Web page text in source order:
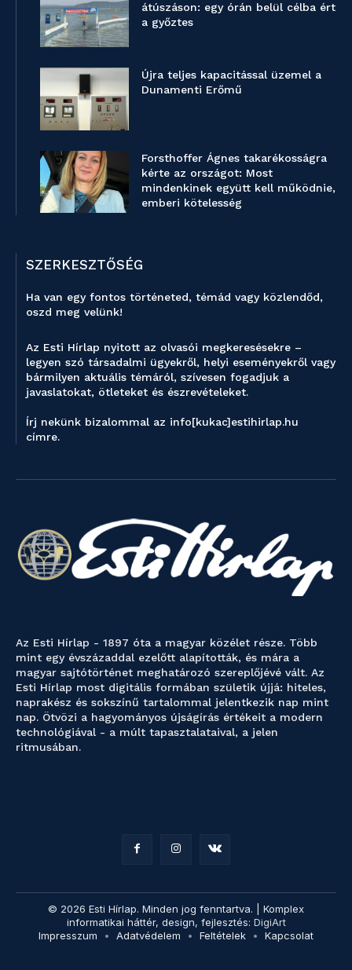
átúszáson: egy órán belül célba ért
a győztes
Újra teljes kapacitással üzemel a
Dunamenti Erőmű
Forsthoffer Ágnes takarékosságra
kérte az országot: Most
mindenkinek együtt kell működnie,
emberi kötelesség
SZERKESZTŐSÉG
Ha van egy fontos történeted, témád vagy közlendőd,
oszd meg velünk!
Az Esti Hírlap nyitott az olvasói megkeresésekre –
legyen szó társadalmi ügyekről, helyi eseményekről vagy
bármilyen aktuális témáról, szívesen fogadjuk a
javaslatokat, ötleteket és észrevételeket.
Írj nekünk bizalommal az info[kukac]estihirlap.hu
címre.
Az Esti Hírlap - 1897 óta a magyar közélet része. Több
mint egy évszázaddal ezelőtt alapították, és mára a
magyar sajtótörténet meghatározó szereplőjévé vált. Az
Esti Hírlap most digitális formában születik újjá: hiteles,
naprakész és sokszínű tartalommal jelentkezik nap mint
nap. Ötvözi a hagyományos újságírás értékeit a modern
technológiával - a múlt tapasztalataival, a jelen
ritmusában.
© 2026 Esti Hírlap. Minden jog fenntartva. | Komplex
informatikai háttér, design, fejlesztés: DigiArt
Impresszum
Adatvédelem Feltételek Kapcsolat